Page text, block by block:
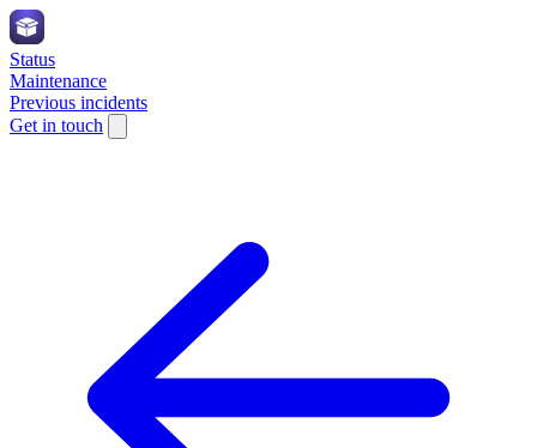
Status
Maintenance
Previous incidents
Get in touch